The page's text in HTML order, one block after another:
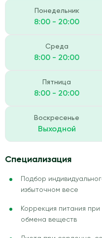
Понедельник
8:00 - 20:00
Среда
8:00 - 20:00
Пятница
8:00 - 20:00
Воскресенье
Выходной
Специализация
Подбор
избыточном весе
Коррекция питания
обмена веществ